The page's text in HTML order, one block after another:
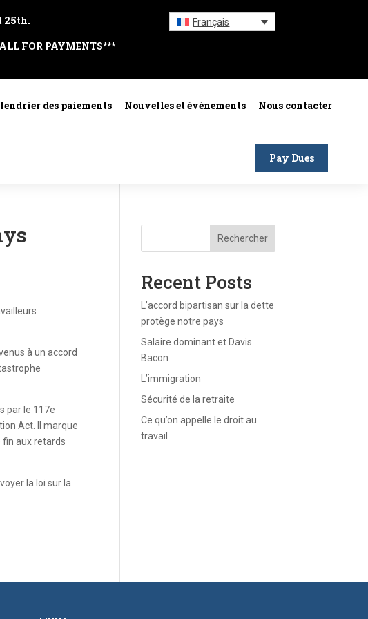
25th.
FOR PAYMENTS***
Français
des paiements Nouvelles et événements Nous contacter
Pay Dues
à un accord
par le 117e
Act. Il marque
aux retards
la loi sur la
Rechercher
Recent Posts
L’accord bipartisan sur la dette
protège notre pays
Salaire dominant et Davis
Bacon
L’immigration
Sécurité de la retraite
Ce qu’on appelle le droit au
travail